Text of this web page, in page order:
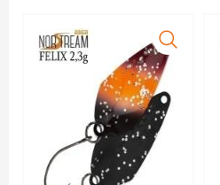
BigGame по цене 280 руб. с
всей России. Для того, чтобы
положите его в корзину или
(843) 211-82-92